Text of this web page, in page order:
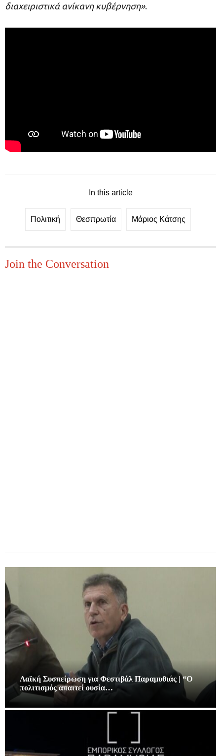
διαχειριστικά ανίκανη κυβέρνηση».
In this article
Πολιτική Θεσπρωτία Μάριος Κάτσης
Join the Conversation
Λαϊκή Συσπείρωση για Φεστιβάλ Παραμυθιάς | “Ο
πολιτισμός απαιτεί ουσία…